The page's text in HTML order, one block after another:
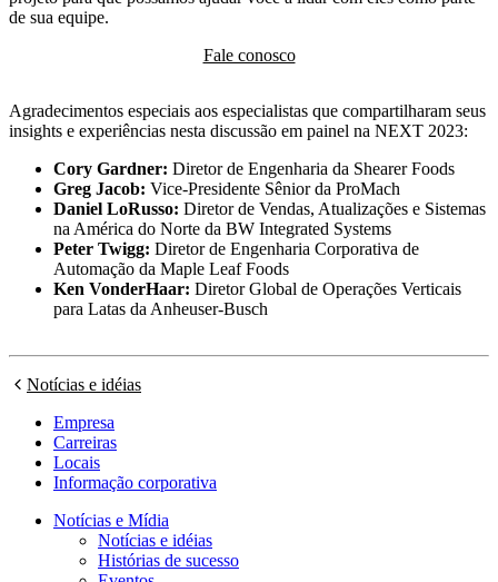
de sua equipe.
Fale conosco
Agradecimentos especiais aos especialistas que compartilharam seus
insights e experiências nesta discussão em painel na NEXT 2023:
Cory Gardner: Diretor de Engenharia da Shearer Foods
Greg Jacob: Vice-Presidente Sênior da ProMach
Daniel LoRusso: Diretor de Vendas, Atualizações e Sistemas
na América do Norte da BW Integrated Systems
Peter Twigg: Diretor de Engenharia Corporativa de
Automação da Maple Leaf Foods
Ken VonderHaar: Diretor Global de Operações Verticais
para Latas da Anheuser-Busch
Notícias e idéias
Empresa
Carreiras
Locais
Informação corporativa
Notícias e Mídia
Notícias e idéias
Histórias de sucesso